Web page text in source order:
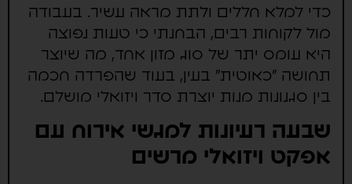
כדי למלא חללים ולתת מראה עשיר. בעבודה
מול לקוחות רבים, הבחנתי כי טעות נפוצה
היא עומס יתר של סוג מזון אחד, מה שיוצר
תחושה "כאוטית" בעין, בעוד שהפרדה חכמה
בין סגנונות מנות יוצרת סדר ויזואלי מושלם.
שבעה רעיונות למגשי אירוח עם
אפקט ויזואלי מרשים